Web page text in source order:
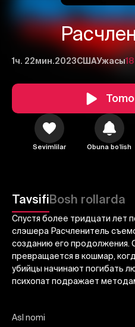
1ч. 22мин.2023СШАУжасы
Sevimlilar Obuna boʻlish
TavsifiBosh rollarda
Спустя более тридцати лет
слэшера Расчленитель
созданию его продолжения.
превращается в кошмар,
убийцы начинают погибать
психопат подражает
Asl nomi
1